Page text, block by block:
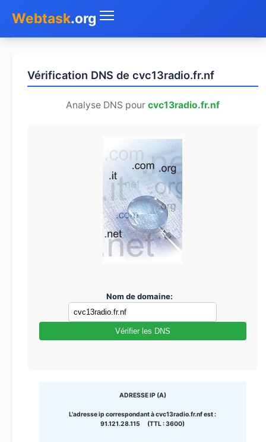
Webtask.org
Whois
Vérification DNS de cvc13radio.fr.nf
Analyse DNS pour cvc13radio.fr.nf
Nom de domaine:
Vérifier les DNS
ADRESSE IP (A)
L'adresse ip correspondant à cvc13radio.fr.nf est :
91.121.28.115 (TTL : 3600)